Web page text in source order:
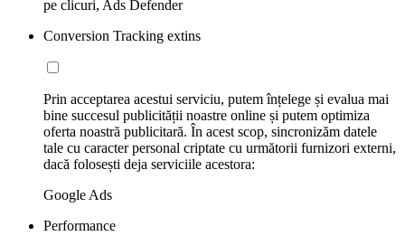
pe clicuri, Ads Defender
Conversion Tracking extins
Prin acceptarea acestui serviciu, putem înțelege și evalua mai
bine succesul publicității noastre online și putem optimiza
oferta noastră publicitară. În acest scop, sincronizăm datele
tale cu caracter personal criptate cu următorii furnizori externi,
dacă folosești deja serviciile acestora:
Google Ads
Performance